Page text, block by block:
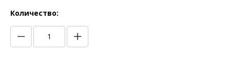
Количество: